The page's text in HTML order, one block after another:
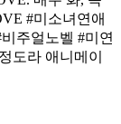
#미소녀연애
주얼노벨 #미연
도라 애니메이